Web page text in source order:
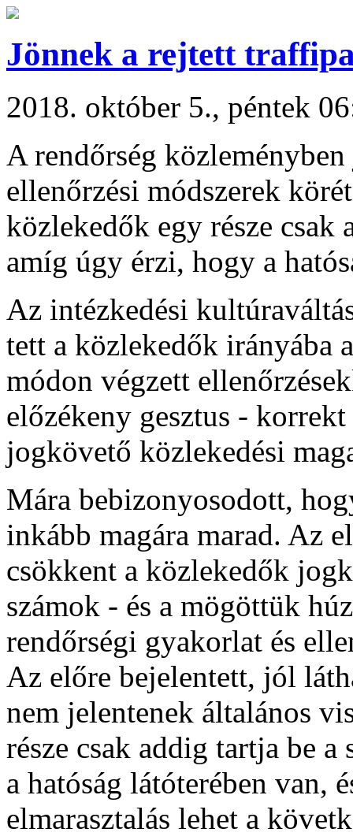
Jönnek a rejtett
2018. október 5., péntek
A rendőrség
ellenőrzési módszerek
közlekedők egy része csak
amíg úgy érzi, hogy a
Az intézkedési
tett a közlekedők irányába
módon végzett
előzékeny gesztus -
jogkövető közlekedési
Mára bebizonyosodott,
inkább magára marad. Az
csökkent a közlekedők
számok - és a mögöttük
rendőrségi gyakorlat és
Az előre bejelentett, jól
nem jelentenek általános
része csak addig tartja be
a hatóság látóterében van,
elmarasztalás lehet a